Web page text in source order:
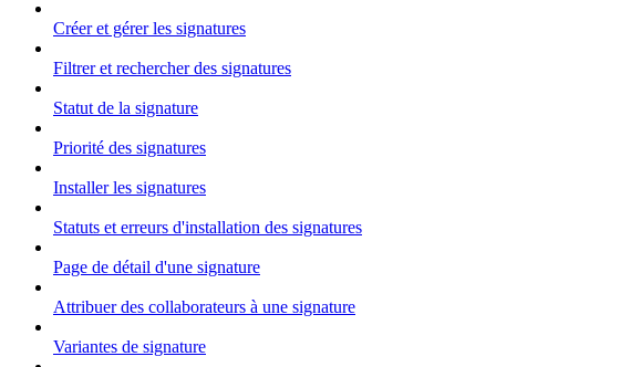
Créer et gérer les signatures
Filtrer et rechercher des signatures
Statut de la signature
Priorité des signatures
Installer les signatures
Statuts et erreurs d'installation des signatures
Page de détail d'une signature
Attribuer des collaborateurs à une signature
Variantes de signature